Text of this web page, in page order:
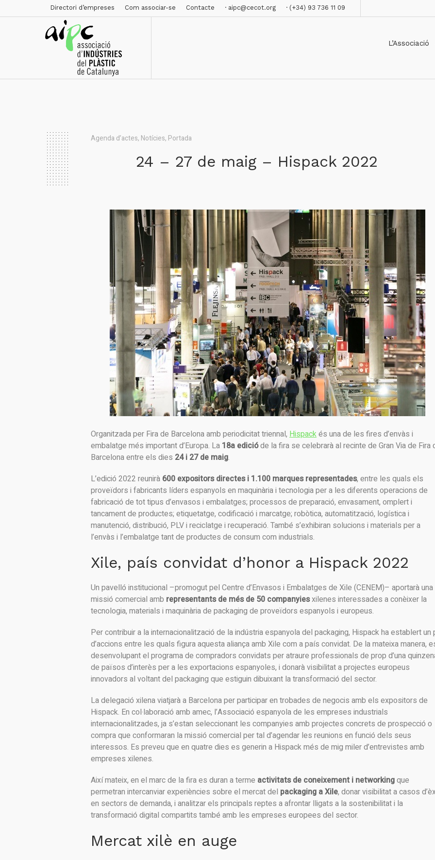
Directori d’empreses Com associar-se Contacte · aipc@cecot.org · (+34) 93 736 11 09
L’Associació
Agenda d’actes, Notícies, Portada
24 – 27 de maig – Hispack 2022
Organitzada per Fira de Barcelona amb periodicitat triennal, Hispackés una de les fires d’envàs i
embalatge més important d’Europa. La 18a edicióde la fira se celebrarà al recinte de Gran Via de Fira
Barcelona entre els dies 24 i 27 de maig.
L’edició 2022 reunirà 600 expositors directes i 1.100 marques representades, entre les quals els
proveïdors i fabricants líders espanyols en maquinària i tecnologia per a les diferents operacions de
fabricació de tot tipus d’envasos i embalatges; processos de preparació, envasament, omplert i
tancament de productes; etiquetatge, codificació i marcatge; robòtica, automatització, logística i
manutenció, distribució, PLV i reciclatge i recuperació. També s’exhibiran solucions i materials per a
l’envàs i l’embalatge tant de productes de consum com industrials.
Xile, país convidat d’honor a Hispack 2022
Un pavelló institucional –promogut pel Centre d’Envasos i Embalatges de Xile (CENEM)– aportarà una
missió comercial amb representants de més de 50 companyiesxilenes interessades a conèixer la
tecnologia, materials i maquinària de packaging de proveïdors espanyols i europeus.
Per contribuir a la internacionalització de la indústria espanyola del packaging, Hispack ha establert un
d’accions entre les quals figura aquesta aliança amb Xile com a país convidat. De la mateixa manera,
desenvolupant el programa de compradors convidats per atraure professionals de prop d’una
de països d’interès per a les exportacions espanyoles, i donarà visibilitat a projectes europeus
innovadors al voltant del packaging que estiguin dibuixant la transformació del sector.
La delegació xilena viatjarà a Barcelona per participar en trobades de negocis amb els expositors de
Hispack. En col·laboració amb amec, l’Associació espanyola de les empreses industrials
internacionalitzades, ja s’estan seleccionant les companyies amb projectes concrets de prospecció o
compra que conformaran la missió comercial per tal d’agendar les reunions en funció dels seus
interessos. Es preveu que en quatre dies es generin a Hispack més de mig miler d’entrevistes amb
empreses xilenes.
Així mateix, en el marc de la fira es duran a terme activitats de coneixement i networkingque
permetran intercanviar experiències sobre el mercat del packaging a Xile, donar visibilitat a casos
en sectors de demanda, i analitzar els principals reptes a afrontar lligats a la sostenibilitat i la
transformació digital compartits també amb les empreses europees del sector.
Mercat xilè en auge